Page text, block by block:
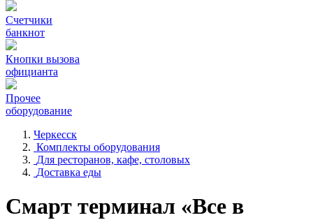
Счетчики
банкнот
Кнопки вызова
официанта
Прочее
оборудование
Черкесск
Комплекты оборудования
Для ресторанов, кафе, столовых
Доставка еды
Смарт терминал «Все в